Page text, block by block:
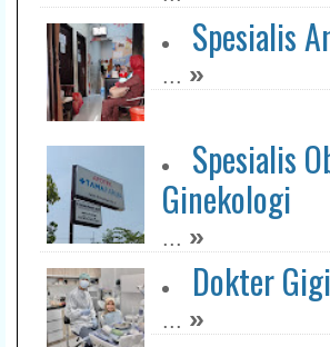
Spesialis
... »
Spesialis
Ginekologi
... »
Dokter Gigi
... »